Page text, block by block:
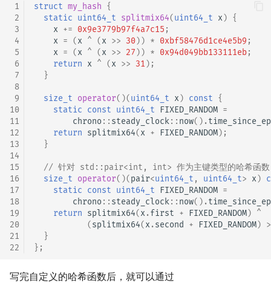
1
2
3
4
5
6
7
8
9
10
11
12
13
14
15
16
17
18
19
20
21
22
struct my_hash {
static uint64_t splitmix64(uint64_t x) {
x += 0x9e3779b97f4a7c15 ;
x = (x ^ (x >> 30)) * 0xbf58476d1ce4e5b9 ;
x = (x ^ (x >> 27)) * 0x94d049bb133111eb;
return x ^ (x >> 31);
}
size_t operator()(uint64_t x) const {
static const uint64_t FIXED_RANDOM =
chrono :: steady_clock:: now().
return splitmix64(x + FIXED_RANDOM);
}
// 针对 std::pair<int, int> 作为主键类型的哈希函数
size_t operator()(pair<uint64_t , uint64_t> x)
static const uint64_t FIXED_RANDOM =
chrono :: steady_clock:: now().
return splitmix64(x.first + FIXED_RANDOM) ^
(splitmix64(x.second + FIXED_RANDOM)
}
};
写完自定义的哈希函数后，就可以通过